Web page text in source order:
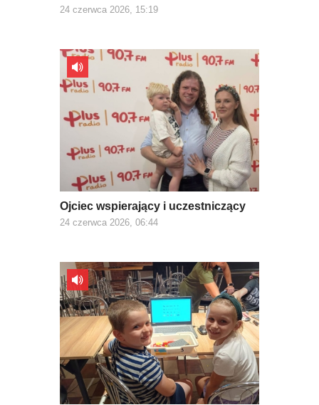
24 czerwca 2026, 15:19
Ojciec wspierający i uczestniczący
24 czerwca 2026, 06:44